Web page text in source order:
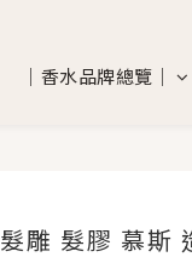
｜香水品牌總覽｜
髮雕 髮膠 慕斯